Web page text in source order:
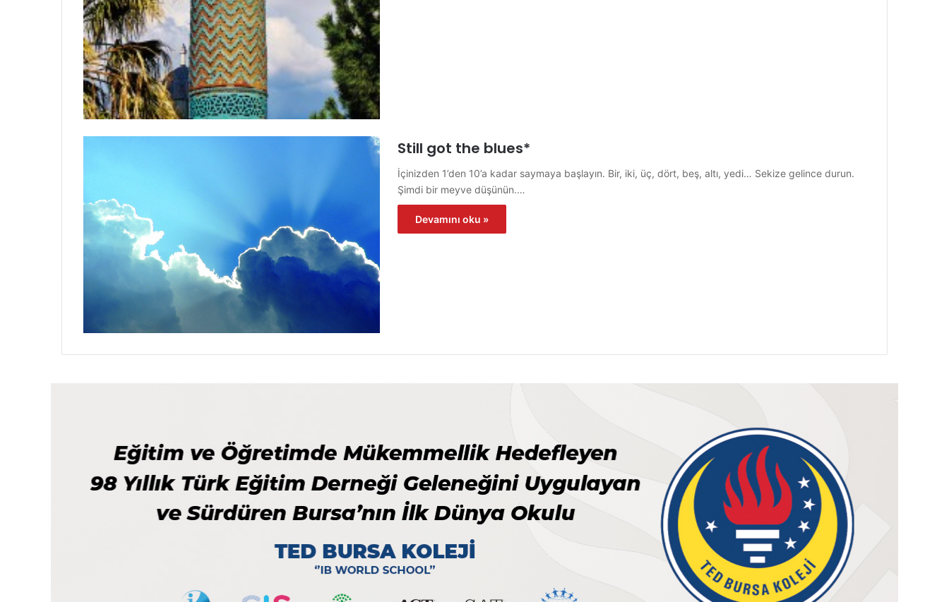
Still got the blues*
İçinizden 1’den 10’a kadar saymaya başlayın. Bir, iki, üç, dört, beş, altı, yedi… Sekize gelince durun.
Şimdi bir meyve düşünün.…
Devamını oku »